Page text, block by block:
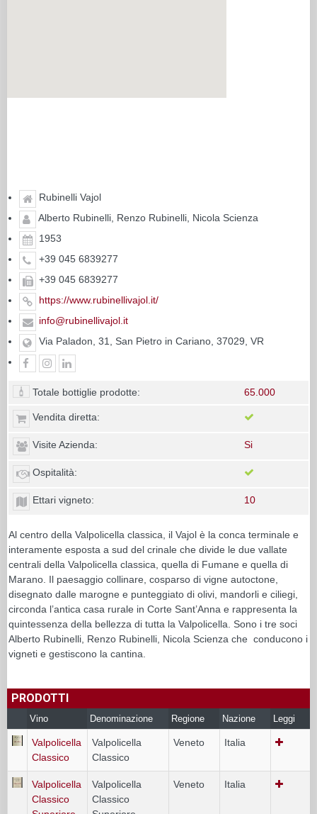
Rubinelli Vajol
Alberto Rubinelli, Renzo Rubinelli, Nicola Scienza
1953
+39 045 6839277
+39 045 6839277
https://www.rubinellivajol.it/
info@rubinellivajol.it
Via Paladon, 31, San Pietro in Cariano, 37029, VR
Totale bottiglie prodotte: 65.000
Vendita diretta:
Visite Azienda: Si
Ospitalità:
Ettari vigneto: 10
Al centro della Valpolicella classica, il Vajol è la conca terminale e
interamente esposta a sud del crinale che divide le due vallate
centrali della Valpolicella classica, quella di Fumane e quella di
Marano. Il paesaggio collinare, cosparso di vigne autoctone,
disegnato dalle marogne e punteggiato di olivi, mandorli e ciliegi,
circonda l’antica casa rurale in Corte Sant’Anna e rappresenta la
quintessenza della bellezza di tutta la Valpolicella. Sono i tre soci
Alberto Rubinelli, Renzo Rubinelli, Nicola Scienza che conducono i
vigneti e gestiscono la cantina.
PRODOTTI
Vino Denominazione Regione Nazione Leggi
Valpolicella
Classico
Valpolicella
Classico
Veneto Italia
Valpolicella
Classico
Valpolicella
Classico
Veneto Italia